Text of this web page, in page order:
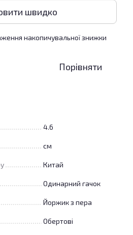
швидко
накопичувальної знижки
Порівняти
4.6
см
Китай
Одинарний гачок
Йоржик з пера
Обертові